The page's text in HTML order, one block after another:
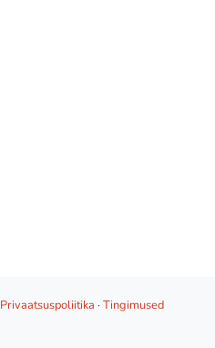
Privaatsuspoliitika · Tingimused